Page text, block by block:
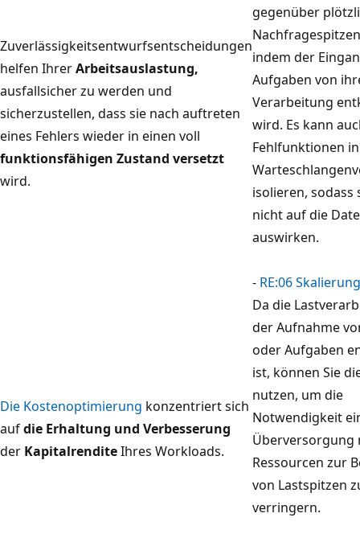
e
r
F
l
u
s
s
h
v
o
Zuverlässigkeitsentwurfsentscheidungen
helfen IhrerArbeitsauslastung,
ausfallsicher zu werden und
sicherzustellen, dass sie nach auftreten
eines Fehlers wieder in einen voll
funktionsfähigen Zustand versetzt
wird.
gegenüber
indem der
Aufgaben von
Verarbeitung
wird. Es kann
Fehlfunktionen
isolieren, sodass
nicht auf die
auswirken.
- RE:06 Skalierung
Die Kostenoptimierung konzentriert sich
aufdie Erhaltung und Verbesserung
der KapitalrenditeIhres Workloads.
Da die
der Aufnahme
oder Aufgaben
ist, können Sie
nutzen, um die
Notwendigkeit
Überversorgung
Ressourcen zur
von Lastspitzen
verringern.